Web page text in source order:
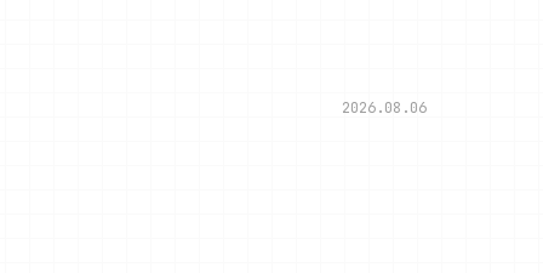
2026.08.06